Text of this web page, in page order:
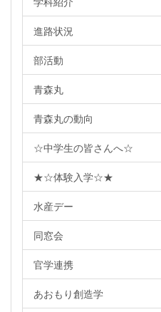
進路状況
部活動
青森丸
青森丸の動向
☆中学生の皆さんへ☆
★☆体験入学☆★
水産デー
同窓会
官学連携
あおもり創造学